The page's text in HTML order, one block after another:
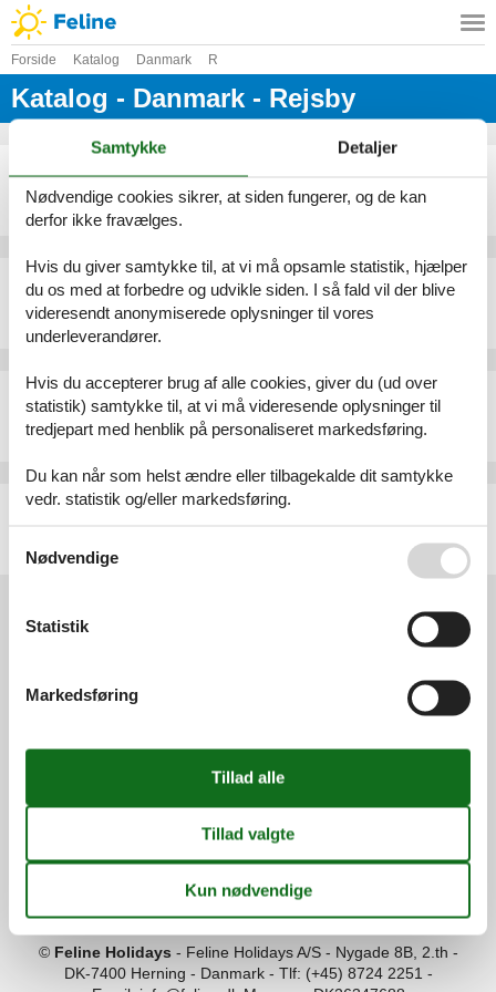
Forside Katalog Danmark R
Katalog - Danmark - Rejsby
Emne nr.:130-S10005
8 personer
Sommerhus - 12 personer - Moseagervej - Rejsby - 6780 - Skærbæk
Emne nr.:
130-S10065
12 personer
Sommerhus - 10 personer - Midtbyen - 6780 - Rejsby
Emne nr.:548-999238676
10 personer
6 personer
Information
Om os
Din tryghed
© Feline Holidays - Feline Holidays A/S- Nygade 8B, 2.th -
DK-7400 Herning - Danmark - Tlf: (+45) 8724 2251 -
Samtykke Detaljer
Nødvendige cookies sikrer, at siden fungerer, og de kan
derfor ikke fravælges.
Hvis du giver samtykke til, at vi må opsamle statistik, hjælper
du os med at forbedre og udvikle siden. I så fald vil der blive
videresendt anonymiserede oplysninger til vores
underleverandører.
Hvis du accepterer brug af alle cookies, giver du (ud over
statistik) samtykke til, at vi må videresende oplysninger til
tredjepart med henblik på personaliseret markedsføring.
Du kan når som helst ændre eller tilbagekalde dit samtykke
vedr. statistik og/eller markedsføring.
Nødvendige
Statistik
Markedsføring